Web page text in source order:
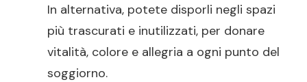
In alternativa, potete disporli negli spazi
più trascurati e inutilizzati, per donare
vitalità, colore e allegria a ogni punto del
soggiorno.